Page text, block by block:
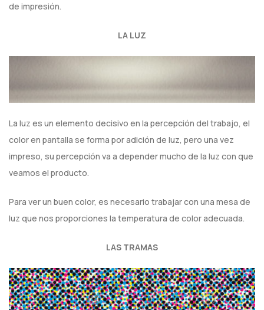
de impresión.
LA LUZ
La luz es un elemento decisivo en la percepción del trabajo, el
color en pantalla se forma por adición de luz, pero una vez
impreso, su percepción va a depender mucho de la luz con que
veamos el producto.
Para ver un buen color, es necesario trabajar con una mesa de
luz que nos proporciones la temperatura de color adecuada.
LAS TRAMAS